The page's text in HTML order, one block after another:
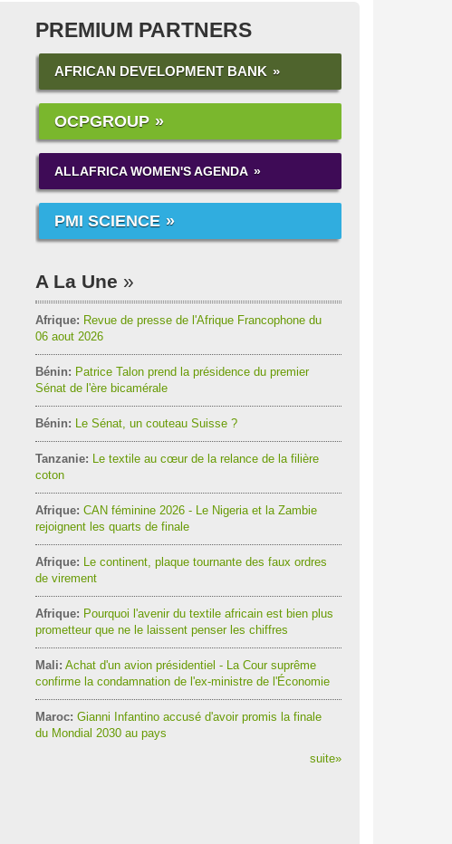
PREMIUM PARTNERS
AFRICAN DEVELOPMENT BANK
OCPGROUP
ALLAFRICA WOMEN'S AGENDA
PMI SCIENCE
A La Une
Afrique: Revue de presse de l'Afrique Francophone du
06 aout 2026
Bénin: Patrice Talon prend la présidence du premier
Sénat de l'ère bicamérale
Bénin: Le Sénat, un couteau Suisse ?
Tanzanie: Le textile au cœur de la relance de la filière
coton
Afrique: CAN féminine 2026 - Le Nigeria et la Zambie
rejoignent les quarts de finale
Afrique: Le continent, plaque tournante des faux ordres
de virement
Afrique: Pourquoi l'avenir du textile africain est bien plus
prometteur que ne le laissent penser les chiffres
Mali: Achat d'un avion présidentiel - La Cour suprême
confirme la condamnation de l'ex-ministre de l'Économie
Maroc: Gianni Infantino accusé d'avoir promis la finale
du Mondial 2030 au pays
suite»